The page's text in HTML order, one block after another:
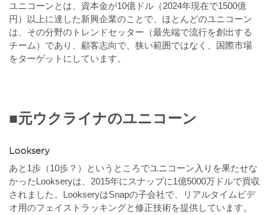
ユニコーンとは、資本金が10億ドル（2024年現在で1500億
円）以上に達した新興企業のことで、ほとんどのユニコーン
は、その分野のトレンドセッター（最先端で流行を創出する
チーム）であり、顧客志向で、狭い範囲ではなく、国際市場
をターゲットにしています。
■元ウクライナのユニコーン
Looksery
あと1歩（10歩？）というところでユニコーン入りを果たせな
かったLookseryは、2015年にスナップに1億5000万ドルで買収
されました。LookseryはSnapの子会社で、リアルタイムビデ
オ用のフェイストラッキングと修正技術を提供しています。